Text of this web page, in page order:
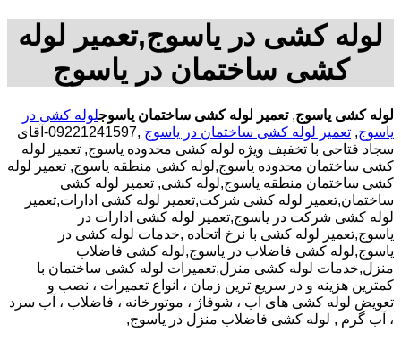
لوله کشی در یاسوج,تعمیر لوله
کشی ساختمان در یاسوج
لوله کشی یاسوج,تعمیر لوله کشی ساختمان یاسوجلوله کشی در
یاسوج, تعمیر لوله کشی ساختمان در یاسوج
,09221241597-آقای
سجاد فتاحی با تخفیف ویژه لوله کشی محدوده یاسوج, تعمیر لوله
کشی ساختمان محدوده یاسوج,لوله کشی منطقه یاسوج, تعمیر لوله
کشی ساختمان منطقه یاسوج,لوله کشی, تعمیر لوله کشی
ساختمان,تعمیر لوله کشی شرکت,تعمیر لوله کشی ادارات,تعمیر
لوله کشی شرکت در یاسوج,تعمیر لوله کشی ادارات در
یاسوج,تعمیر لوله کشی با نرخ اتحاده ,خدمات لوله کشی در
یاسوج,لوله کشی فاضلاب در یاسوج,لوله کشی فاضلاب
منزل,خدمات لوله کشی منزل,تعمیرات لوله کشی ساختمان با
کمترین هزینه و در سریع ترین زمان ، انواع تعمیرات ، نصب و
تعویض لوله کشی های آب ، شوفاژ ، موتورخانه ، فاضلاب ، آب سرد
، آب گرم , لوله کشی فاضلاب منزل در یاسوج,